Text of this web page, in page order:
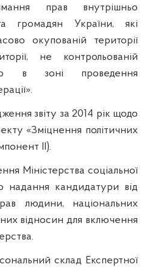
прав внутрішньо
громадян України, які
окупованій території
не контрольованій
в зоні проведення
звіту за 2014 рік щодо
«Зміцнення політичних
ІІ).
Міністерства соціальної
надання кандидатури від
людини, національних
відносин для включення
склад Експертної